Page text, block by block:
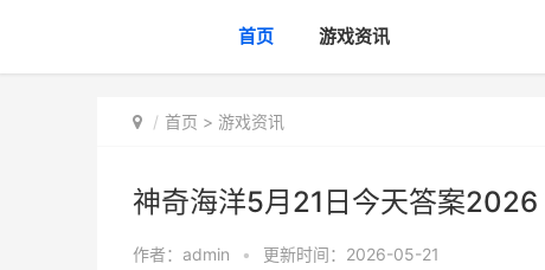
首页 游戏资讯
首页 > 游戏资讯
神奇海洋5月21日今天答案2026
作者： admin • 更新时间：2026-05-21